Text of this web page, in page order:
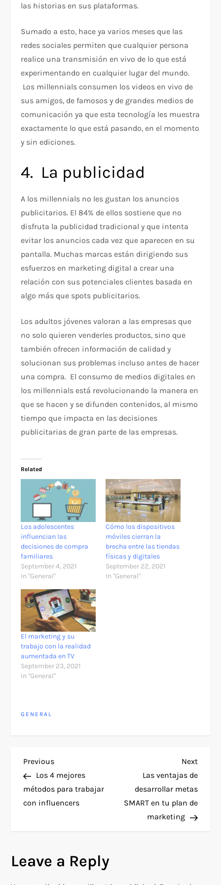
las historias en sus plataformas.
Sumado a esto, hace ya varios meses que las
redes sociales permiten que cualquier persona
realice una transmisión en vivo de lo que está
experimentando en cualquier lugar del mundo.
Los millennials consumen los videos en vivo de
sus amigos, de famosos y de grandes medios de
comunicación ya que esta tecnología les muestra
exactamente lo que está pasando, en el momento
y sin ediciones.
4. La publicidad
A los millennials no les gustan los anuncios
publicitarios. El 84% de ellos sostiene que no
disfruta la publicidad tradicional y que intenta
evitar los anuncios cada vez que aparecen en su
pantalla. Muchas marcas están dirigiendo sus
esfuerzos en marketing digital a crear una
relación con sus potenciales clientes basada en
algo más que spots publicitarios.
Los adultos jóvenes valoran a las empresas que
no solo quieren venderles productos, sino que
también ofrecen información de calidad y
solucionan sus problemas incluso antes de hacer
una compra. El consumo de medios digitales en
los millennials está revolucionando la manera en
que se hacen y se difunden contenidos, al mismo
tiempo que impacta en las decisiones
publicitarias de gran parte de las empresas.
Related
Los adolescentes
influencian las
decisiones de compra
familiares
September 4, 2021
In "General"
​Cómo los dispositivos
móviles cierran la
brecha entre las tiendas
físicas y digitales
September 22, 2021
In "General"
El marketing y su
trabajo con la realidad
aumentada en TV
September 23, 2021
In "General"
GENERAL
P
o
s
n
Previous
Post
Previous
Los 4 mejores
métodos para trabajar
con influencers
Next
Post
Next
Las ventajas de
desarrollar metas
SMART en tu plan de
marketing
Leave a Reply